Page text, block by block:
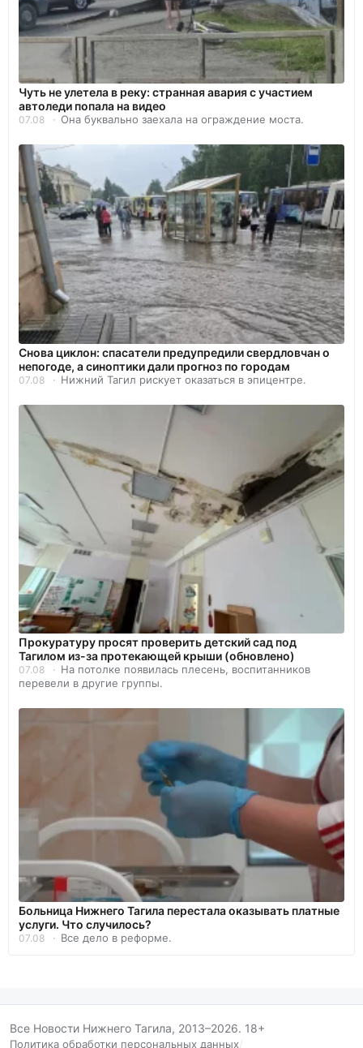
Чуть не улетела в реку: странная авария с участием
автоледи попала на видео
07.08 Она буквально заехала на ограждение моста.
Снова циклон: спасатели предупредили свердловчан о
непогоде, а синоптики дали прогноз по городам
07.08 Нижний Тагил рискует оказаться в эпицентре.
Прокуратуру просят проверить детский сад под
Тагилом из-за протекающей крыши (обновлено)
07.08
На потолке появилась плесень, воспитанников
перевели в другие группы.
Больница Нижнего Тагила перестала оказывать платные
услуги. Что случилось?
07.08 Все дело в реформе.
Все Новости Нижнего Тагила, 2013–2026. 18+
Политика обработки персональных данных/